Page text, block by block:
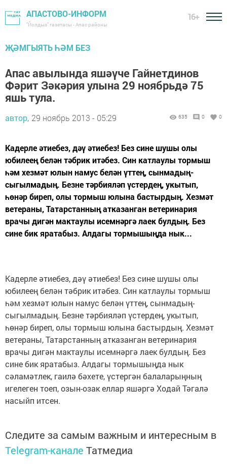
АПАСТОВО-ИНФОРМ
"Йолдыз" газетасы - Апас районы
16+
ҖӘМГЫЯТЬ ҺӘМ БЕЗ
Апас авылында яшәүче Гайнетдинов
Фәрит Зәкәрия улына 29 ноябрьдә 75
яшь тула.
автор, 29 ноябрь 2013 - 05:29 635 0 0
Кадерле әтиебез, дәү әтиебез! Без сине шушы олы
юбилеең белән тәбрик итәбез. Син катлаулы тормыш
һәм хезмәт юлын намус белән үттең, сынмадың-
сыгылмадың. Безне тәрбияләп үстердең, укытып,
һөнәр биреп, олы тормыш юлына бастырдың. Хезмәт
ветераны, Татарстанның атказанган ветеринария
врачы дигән мактаулы исемнәргә лаек булдың. Без
сине бик яратабыз. Алдагы тормышыңда нык...
Кадерле әтиебез, дәү әтиебез! Без сине шушы олы
юбилеең белән тәбрик итәбез. Син катлаулы тормыш
һәм хезмәт юлын намус белән үттең, сынмадың-
сыгылмадың. Безне тәрбияләп үстердең, укытып,
һөнәр биреп, олы тормыш юлына бастырдың. Хезмәт
ветераны, Татарстанның атказанган ветеринария
врачы дигән мактаулы исемнәргә лаек булдың. Без
сине бик яратабыз. Алдагы тормышыңда нык
сәламәтлек, гаилә бәхете, үстергән балаларыңның
игелеген тоеп, озын-озак еллар яшәргә Ходай Тәгалә
насыйп итсен.
Следите за самым важным и интересным в
Telegram-канале Татмедиа